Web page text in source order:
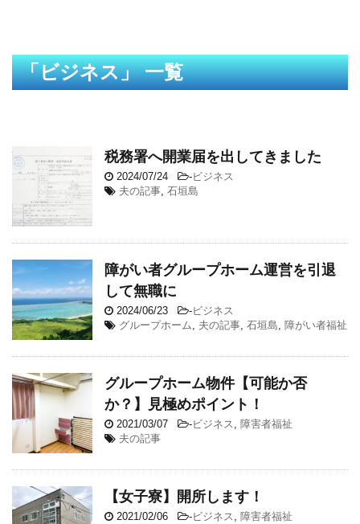
「ビジネス」 一覧
税務署へ開業届を出してきました
2024/07/24 -ビジネス
夫の記事, 石垣島
障がい者グループホーム運営を引退
して無職に
2024/06/23 -ビジネス
グループホーム, 夫の記事, 石垣島, 障がい者福祉
グループホーム物件【可能か否
か？】見極めポイント！
2021/03/07 -ビジネス , 障害者福祉
夫の記事
【女子寮】開所します！
2021/02/06 -ビジネス , 障害者福祉